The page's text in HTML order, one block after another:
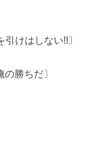
けはしない!!〕
勝ちだ〕